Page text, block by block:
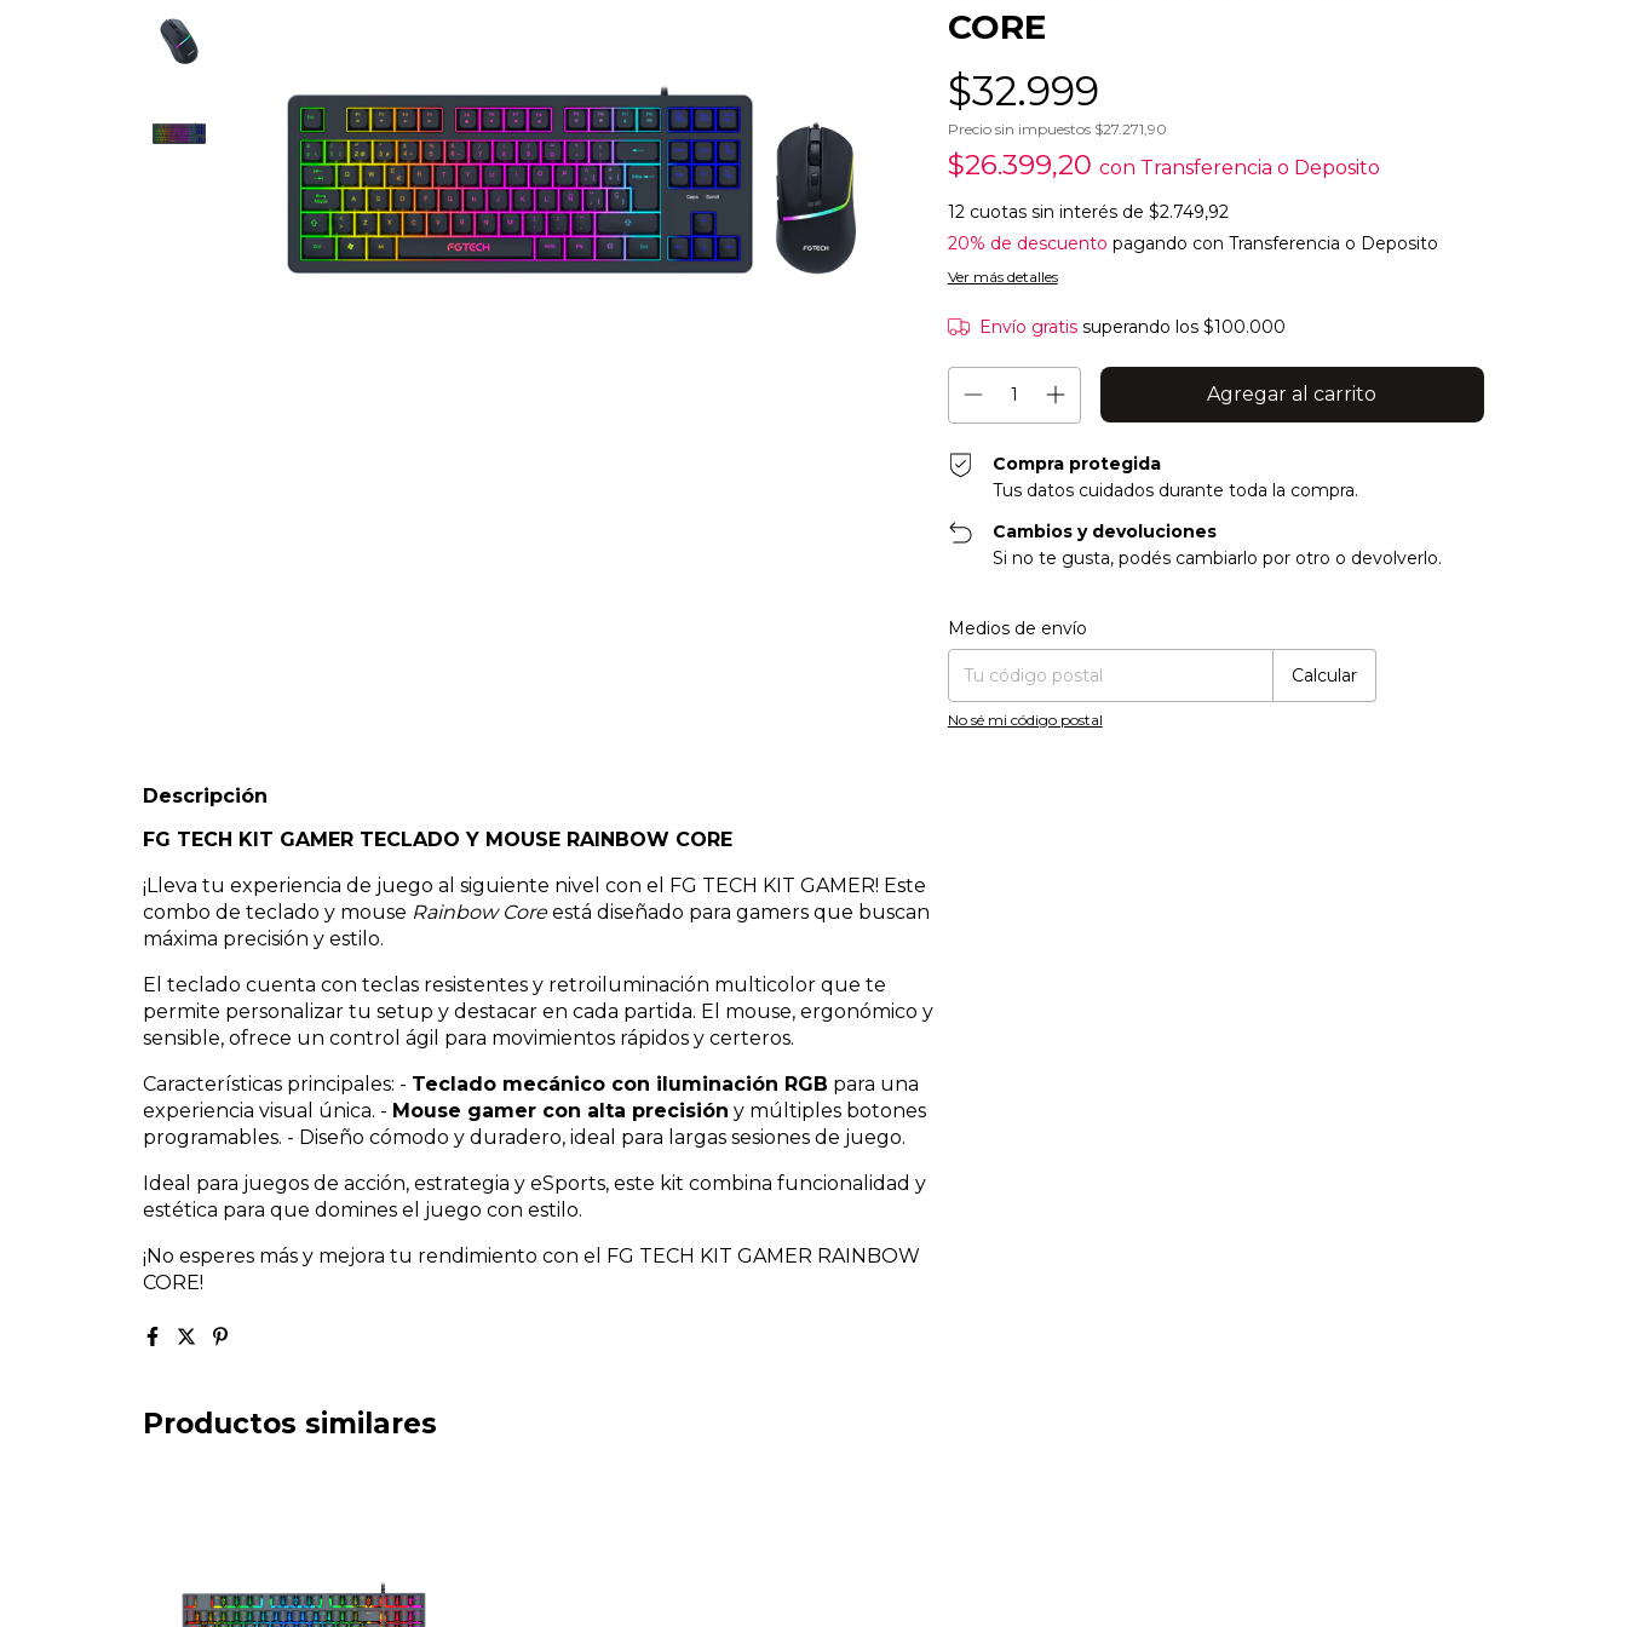
CORE
$32.999
Precio sin impuestos $27.271,90
$26.399,20 con Transferencia o Deposito
12 cuotas sin interés de $2.749,92
20% de descuento pagando con Transferencia o Deposito
Ver más detalles
Envío gratis superando los$100.000
Compra protegida
Tus datos cuidados durante toda la compra.
Cambios y devoluciones
Si no te gusta, podés cambiarlo por otro o devolverlo.
Entregas para el CP:
Medios de envío
Calcular
No sé mi código postal
Descripción
FG TECH KIT GAMER TECLADO Y MOUSE RAINBOW CORE
¡Lleva tu experiencia de juego al siguiente nivel con el FG TECH KIT GAMER! Este
combo de teclado y mouse Rainbow Coreestá diseñado para gamers que buscan
máxima precisión y estilo.
El teclado cuenta con teclas resistentes y retroiluminación multicolor que te
permite personalizar tu setup y destacar en cada partida. El mouse, ergonómico y
sensible, ofrece un control ágil para movimientos rápidos y certeros.
Características principales: - Teclado mecánico con iluminación RGB para una
experiencia visual única. - Mouse gamer con alta precisión y múltiples botones
programables. - Diseño cómodo y duradero, ideal para largas sesiones de juego.
Ideal para juegos de acción, estrategia y eSports, este kit combina funcionalidad y
estética para que domines el juego con estilo.
¡No esperes más y mejora tu rendimiento con el FG TECH KIT GAMER RAINBOW
CORE!
Productos similares